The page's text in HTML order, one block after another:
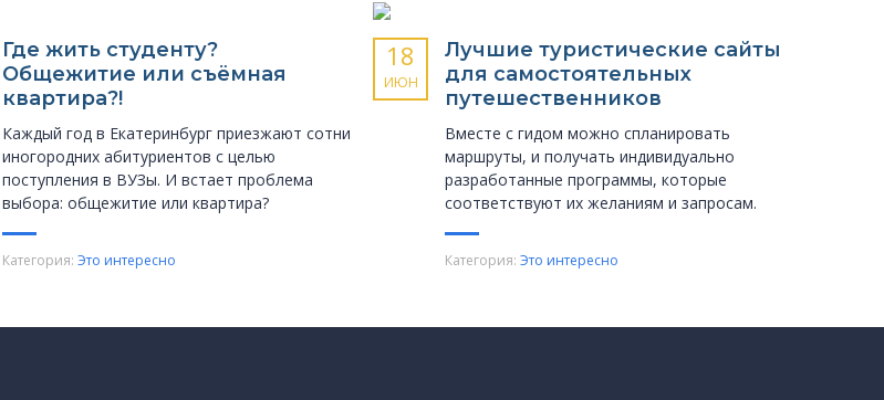
Где жить студенту?
Общежитие или съёмная
квартира?!
Каждый год в Екатеринбург приезжают сотни
иногородних абитуриентов с целью
поступления в ВУЗы. И встает проблема
выбора: общежитие или квартира?
Категория: Это интересно
18
ИЮН
Лучшие туристические сайты
для самостоятельных
путешественников
Вместе с гидом можно спланировать
маршруты, и получать индивидуально
разработанные программы, которые
соответствуют их желаниям и запросам.
Категория: Это интересно